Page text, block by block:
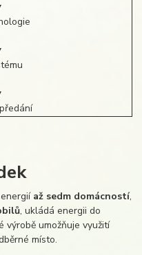
až sedm domácností,
, ukládá energii do
výrobě umožňuje využití
místo.